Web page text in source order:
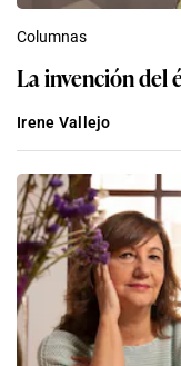
Columnas
La invención del
Irene Vallejo